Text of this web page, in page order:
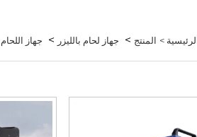
> المنتج > جهاز لحام بالليزر > جهاز